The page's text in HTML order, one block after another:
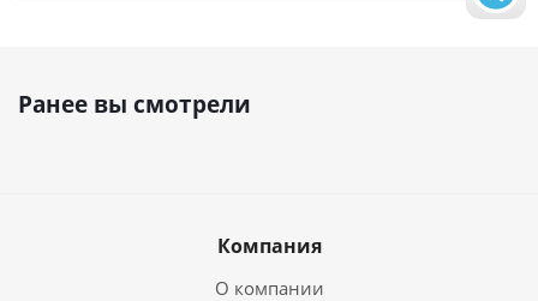
Ранее вы смотрели
Компания
О компании